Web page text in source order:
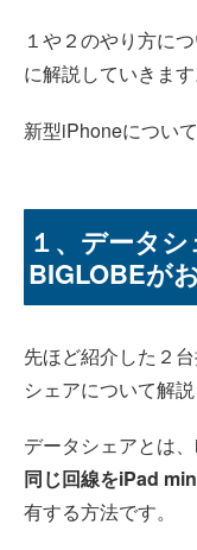
１や２のやり方に
に解説していきます
新型iPhoneについ
１、データ
BIGLOBEが
先ほど紹介した２
シェアについて解説
データシェアとは
同じ回線をiPad
有する方法です。